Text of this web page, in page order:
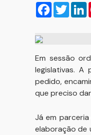
Facebook
Em sessão
legislativas. A
pedido,
que preciso
Já em
elaboração de